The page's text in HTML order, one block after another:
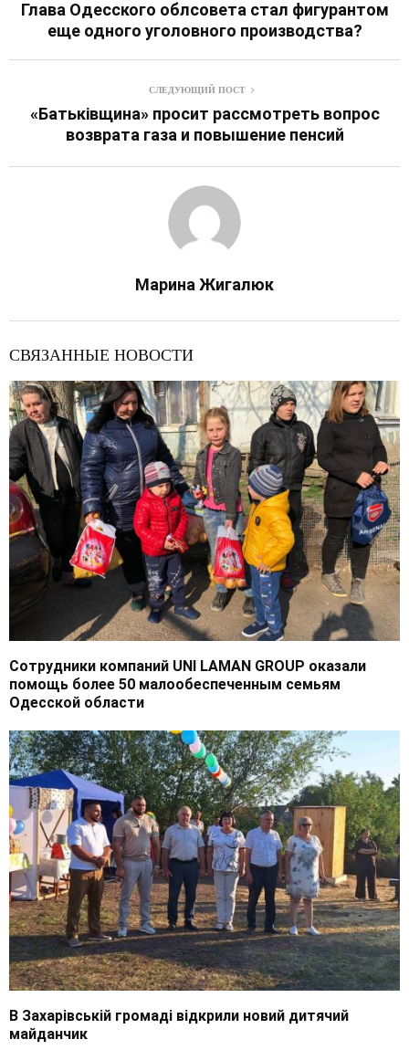
Глава Одесского облсовета стал фигурантом
еще одного уголовного производства?
СЛЕДУЮЩИЙ ПОСТ
«Батьківщина» просит рассмотреть вопрос
возврата газа и повышение пенсий
Марина Жигалюк
СВЯЗАННЫЕ НОВОСТИ
Сотрудники компаний UNI LAMAN GROUP оказали
помощь более 50 малообеспеченным семьям
Одесской области
В Захарівській громаді відкрили новий дитячий
майданчик